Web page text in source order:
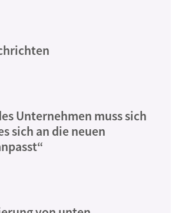
Unternehmen muss sich
sich an die neuen